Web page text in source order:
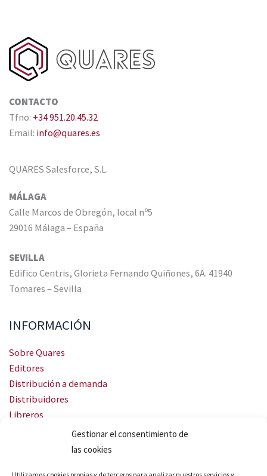
Gestionar el consentimiento de
las cookies
CONTACTO
Tfno: +34 951.20.45.32
Email: info@quares.es
QUARES Salesforce, S.L.
MÁLAGA
Calle Marcos de Obregón, local nº5
29016 Málaga – España
SEVILLA
Edifico Centris, Glorieta Fernando Quiñones, 6A. 41940
Tomares – Sevilla
INFORMACIÓN
Sobre Quares
Editores
Distribución a demanda
Distribuidores
Libreros
Servicio Landingweb
Crea tu audiobook